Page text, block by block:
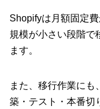
Shopifyは月額固定
規模が小さい段階で
ます。
また、移行作業にも
築・テスト・本番切